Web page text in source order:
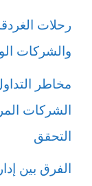
والشركات
مخاطر
الشركات
التحقق
الفرق بين